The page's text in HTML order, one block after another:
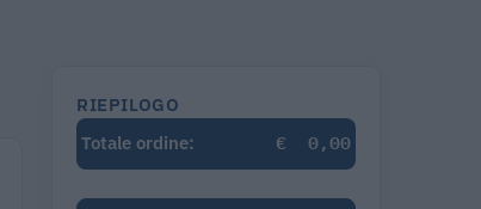
RIEPILOGO
Totale ordine:
€ 0,00